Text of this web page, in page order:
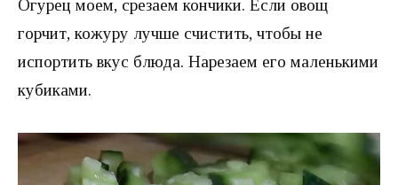
Огурец моем, срезаем кончики. Если овощ
горчит, кожуру лучше счистить, чтобы не
испортить вкус блюда. Нарезаем его маленькими
кубиками.